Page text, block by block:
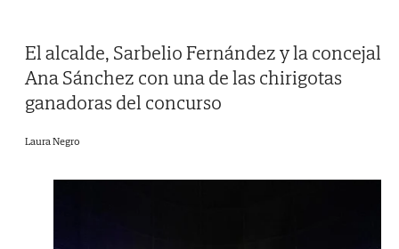
El alcalde, Sarbelio Fernández y la concejal
Ana Sánchez con una de las chirigotas
ganadoras del concurso
Laura Negro